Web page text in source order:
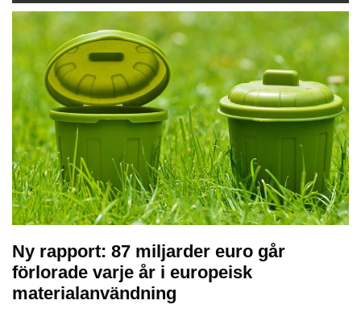
Ny rapport: 87 miljarder euro går
förlorade varje år i europeisk
materialanvändning